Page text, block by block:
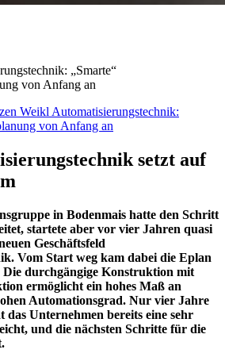
„Smarte“
von Anfang an
Weikl Automatisierungstechnik:
von Anfang an
setzt auf
in Bodenmais hatte den Schritt
startete aber vor vier Jahren quasi
Geschäftsfeld
Vom Start weg kam dabei die Eplan
durchgängige Konstruktion mit
ermöglicht ein hohes Maß an
Automationsgrad. Nur vier Jahre
Unternehmen bereits eine sehr
und die nächsten Schritte für die